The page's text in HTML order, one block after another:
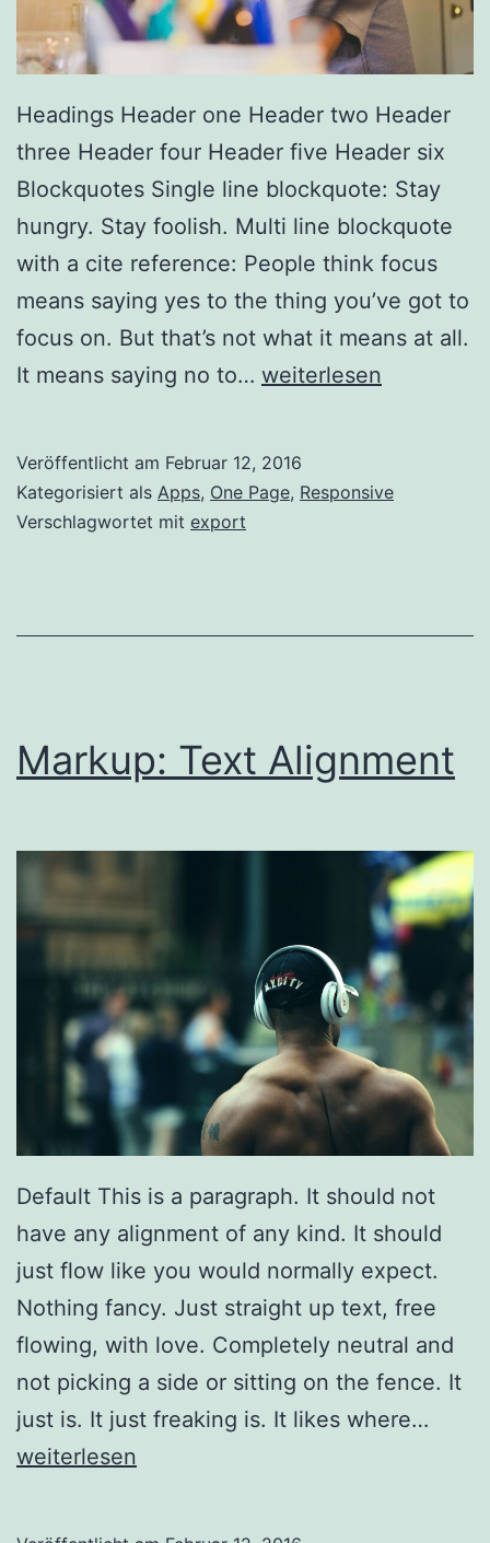
Headings Header one Header two Header
three Header four Header five Header six
Blockquotes Single line blockquote: Stay
hungry. Stay foolish. Multi line blockquote
with a cite reference: People think focus
means saying yes to the thing you’ve got to
focus on. But that’s not what it means at all.
It means saying no to… Markup:
and
weiterlesen
Veröffentlicht am Februar 12, 2016
Kategorisiert als Apps, One Page, Responsive
Verschlagwortet mit export
Markup: Text Alignment
Default This is a paragraph. It should not
have any alignment of any kind. It should
just flow like you would normally expect.
Nothing fancy. Just straight up text, free
flowing, with love. Completely neutral and
not picking a side or sitting on the fence. It
just is. It just freaking is. It likes where…
weiterlesen